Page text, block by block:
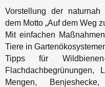
Vorstellung der naturnah
dem Motto „Auf dem Weg
Mit einfachen
Tiere in
Tipps für
Flachdachbegrünungen,
Mengen,